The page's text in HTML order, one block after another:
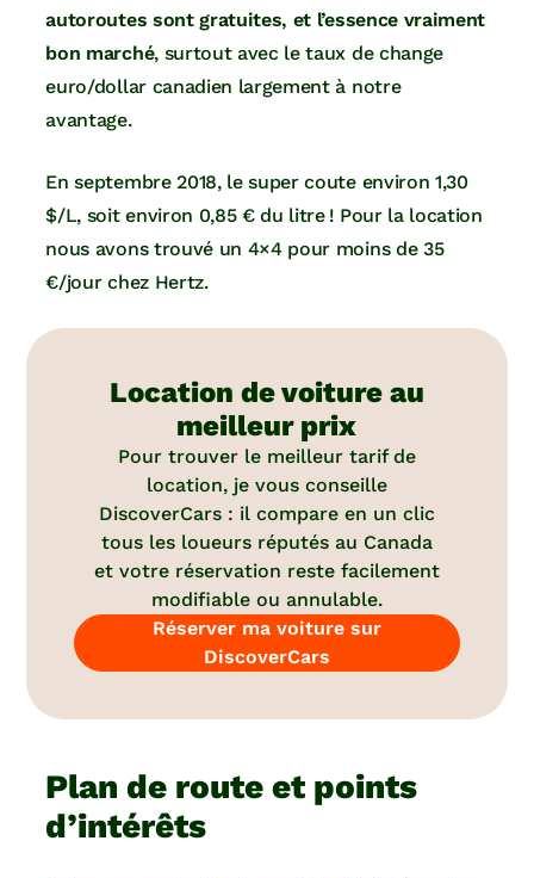
autoroutes sont gratuites, et l’essence vraiment
bon marché, surtout avec le taux de change
euro/dollar canadien largement à notre
avantage.
En septembre 2018, le super coute environ 1,30
$/L, soit environ 0,85 € du litre ! Pour la location
nous avons trouvé un 4×4 pour moins de 35
€/jour chez Hertz.
Location de voiture au
meilleur prix
Pour trouver le meilleur tarif de
location, je vous conseille
DiscoverCars : il compare en un clic
tous les loueurs réputés au Canada
et votre réservation reste facilement
modifiable ou annulable.
Réserver ma voiture sur
DiscoverCars
Plan de route et points
d’intérêts